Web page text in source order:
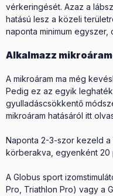
vérkeringését. Azaz a
hatású lesz a közeli
naponta minimum
Alkalmazz
A mikroáram ma még
Pedig ez az egyik
gyulladáscsökkentő
mikroáram hatásáról itt
Naponta 2-3-szor kezeld
körberakva, egyenként 20
A Globus sport
Pro, Triathlon Pro) vagy a